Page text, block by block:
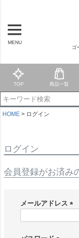
MENU
ゴ
TOP 商品一覧
HOME ログイン
ログイン
会員登録がお済み
メールアドレス